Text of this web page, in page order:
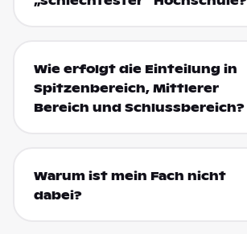
Wie erfolgt die Einteilung in
Spitzenbereich, Mittlerer
Bereich und Schlussbereich?
Warum ist mein Fach nicht
dabei?